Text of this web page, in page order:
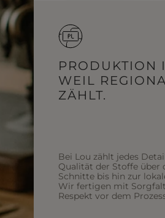
PRODUKTION
WEIL
ZÄHLT.
Bei Lou zählt jedes
Qualität der Stoffe über
Schnitte bis hin zur
Wir fertigen mit
Respekt vor dem